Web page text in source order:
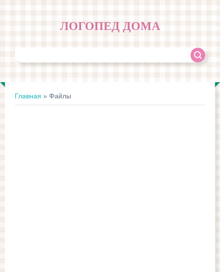
ЛОГОПЕД ДОМА
Главная » Файлы